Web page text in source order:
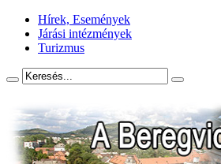
Hírek, Események
Járási intézmények
Turizmus